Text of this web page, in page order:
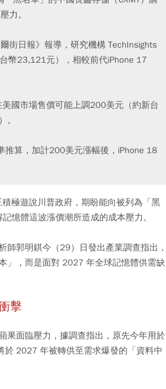
力。
街日報》報導，研究機構 TechInsights
幣23,121元），相較前代iPhone 17
國市場售價可能上調200美元（約新台
算，加計200美元漲幅後，iPhone 18
極遊說川普政府，期盼能向被列為「黑
憶體這波漲價潮所造成的成本壓力。
郭明錤今（29）日發出產業調查指出，
」，而是面對 2027 年全球記憶體供需缺
擊
果面臨壓力，據調查指出，原先今年用於
2027 年被轉供至需求爆發的「資料中